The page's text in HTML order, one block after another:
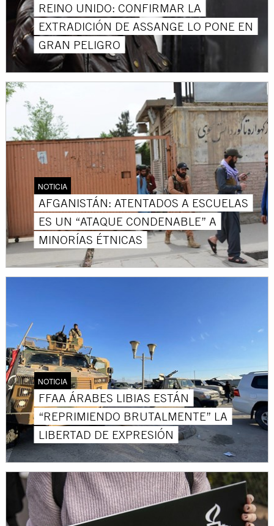
REINO UNIDO: CONFIRMAR LA
EXTRADICIÓN DE ASSANGE LO PONE EN
GRAN PELIGRO
NOTICIA
AFGANISTÁN: ATENTADOS A ESCUELAS
ES UN “ATAQUE CONDENABLE” A
MINORÍAS ÉTNICAS
NOTICIA
FFAA ÁRABES LIBIAS ESTÁN
“REPRIMIENDO BRUTALMENTE” LA
LIBERTAD DE EXPRESIÓN